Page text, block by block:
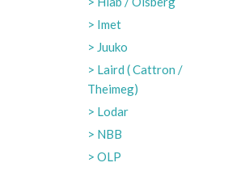
Imet
Juuko
Laird ( Cattron /
Theimeg)
Lodar
NBB
OLP